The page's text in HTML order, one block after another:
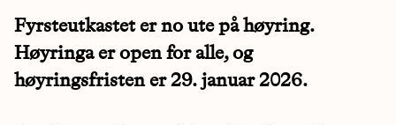
Fyrsteutkastet er no ute på høyring.
Høyringa er open for alle, og
høyringsfristen er 29. januar 2026.